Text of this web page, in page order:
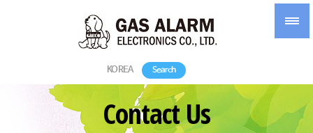
KOREA Search
Contact Us